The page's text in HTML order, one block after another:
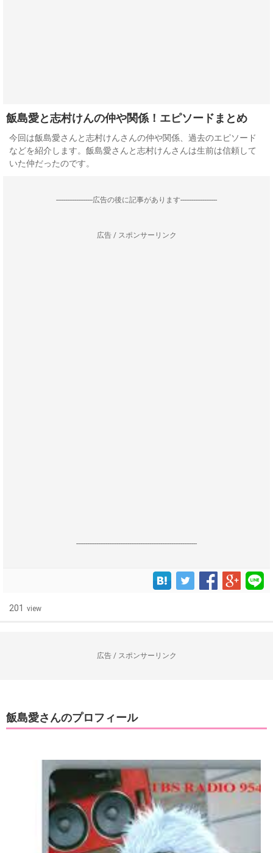
飯島愛と志村けんの仲や関係！エピソードまとめ
今回は飯島愛さんと志村けんさんの仲や関係、過去のエピソード
などを紹介します。飯島愛さんと志村けんさんは生前は信頼して
いた仲だったのです。
--------------------広告の後に記事があります--------------------
広告 / スポンサーリンク
------------------------------------------------------------------
201 view
広告 / スポンサーリンク
飯島愛さんのプロフィール